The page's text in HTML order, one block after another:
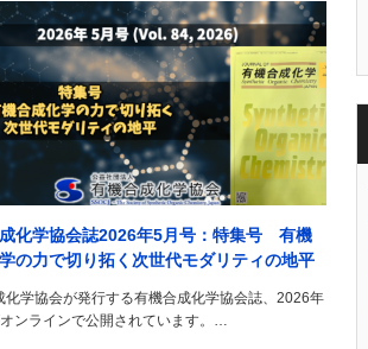
化学協会誌2026年5月号：特集号 有機
の力で切り拓く次世代モダリティの地平
化学協会が発行する有機合成化学協会誌、2026年
ンラインで公開されています。…